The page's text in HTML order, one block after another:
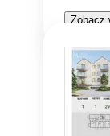
Zobacz